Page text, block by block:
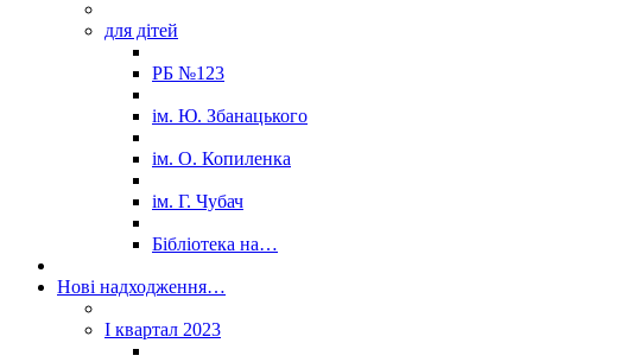
для дітей
РБ №123
ім. Ю. Збанацького
ім. О. Копиленка
ім. Г. Чубач
Бібліотека на…
Нові надходження…
I квартал 2023